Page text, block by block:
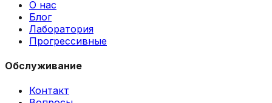
О нас
Блог
Лаборатория
Прогрессивные
Обслуживание
Контакт